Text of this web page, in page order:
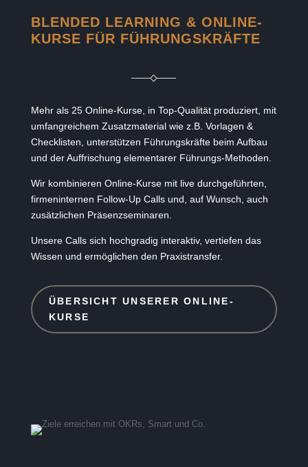
BLENDED LEARNING & ONLINE-
KURSE FÜR FÜHRUNGSKRÄFTE
Mehr als 25 Online-Kurse, in Top-Qualität produziert, mit
umfangreichem Zusatzmaterial wie z.B. Vorlagen &
Checklisten, unterstützen Führungskräfte beim Aufbau
und der Auffrischung elementarer Führungs-Methoden.
Wir kombinieren Online-Kurse mit live durchgeführten,
firmeninternen Follow-Up Calls und, auf Wunsch, auch
zusätzlichen Präsenzseminaren.
Unsere Calls sich hochgradig interaktiv, vertiefen das
Wissen und ermöglichen den Praxistransfer.
ÜBERSICHT UNSERER ONLINE-
KURSE